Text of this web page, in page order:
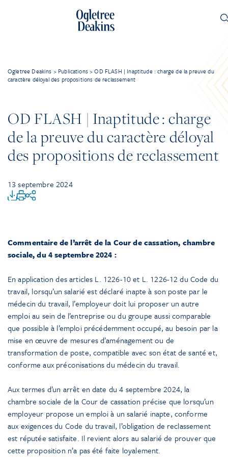
Ogletree Deakins > Publications >OD FLASH | Inaptitude : charge de la preuve du
caractère déloyal des propositions de reclassement
OD FLASH | Inaptitude : charge
de la preuve du caractère déloyal
des propositions de reclassement
13 septembre 2024
Commentaire de l’arrêt de la Cour de cassation, chambre
sociale, du 4 septembre 2024 :
En application des articles L. 1226-10 et L. 1226-12 du Code du
travail, lorsqu’un salarié est déclaré inapte à son poste par le
médecin du travail, l’employeur doit lui proposer un autre
emploi au sein de l’entreprise ou du groupe aussi comparable
que possible à l’emploi précédemment occupé, au besoin par la
mise en œuvre de mesures d’aménagement ou de
transformation de poste, compatible avec son état de santé et,
conforme aux préconisations du médecin du travail.
Aux termes d’un arrêt en date du 4 septembre 2024, la
chambre sociale de la Cour de cassation précise que lorsqu’un
employeur propose un emploi à un salarié inapte, conforme
aux exigences du Code du travail, l’obligation de reclassement
est réputée satisfaite. Il revient alors au salarié de prouver que
cette proposition n’a pas été faite loyalement.